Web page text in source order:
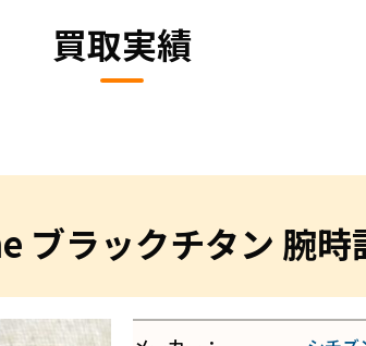
買取実績
ブラックチタン 腕時